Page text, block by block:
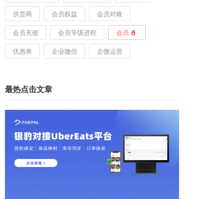
供货商
会员权益
会员对账
会员充值
会员等级进程
会员
优惠券
企业微信 企微运营
最热点击文章